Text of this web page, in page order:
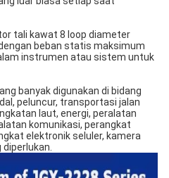
tali kawat 8 loop diameter
beban statis maksimum
instrumen atau sistem untuk
banyak digunakan di bidang
peluncur, transportasi jalan
laut, energi, peralatan
komunikasi, perangkat
elektronik seluler, kamera